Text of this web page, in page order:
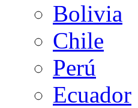
Bolivia
Chile
Perú
Ecuador